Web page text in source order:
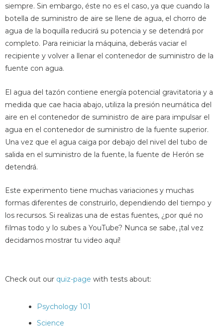
siempre. Sin embargo, éste no es el caso, ya que cuando la
botella de suministro de aire se llene de agua, el chorro de
agua de la boquilla reducirá su potencia y se detendrá por
completo. Para reiniciar la máquina, deberás vaciar el
recipiente y volver a llenar el contenedor de suministro de la
fuente con agua.
El agua del tazón contiene energía potencial gravitatoria y a
medida que cae hacia abajo, utiliza la presión neumática del
aire en el contenedor de suministro de aire para impulsar el
agua en el contenedor de suministro de la fuente superior.
Una vez que el agua caiga por debajo del nivel del tubo de
salida en el suministro de la fuente, la fuente de Herón se
detendrá.
Este experimento tiene muchas variaciones y muchas
formas diferentes de construirlo, dependiendo del tiempo y
los recursos. Si realizas una de estas fuentes, ¿por qué no
filmas todo y lo subes a YouTube? Nunca se sabe, ¡tal vez
decidamos mostrar tu video aquí!
Check out our quiz-page with tests about:
Psychology 101
Science